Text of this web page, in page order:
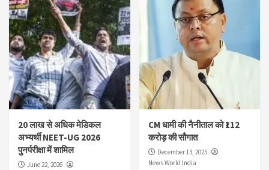
20 लाख से अधिक मेडिकल
अभ्यर्थी NEET-UG 2026
पुनर्परीक्षा में शामिल
June 22, 2026
CM धामी की नैनीताल को ₹112
करोड़ की सौगात
December 13, 2025
News World India